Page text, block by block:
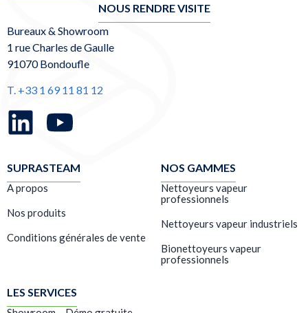
NOUS RENDRE VISITE
Bureaux & Showroom
1 rue Charles de Gaulle
91070 Bondoufle
T. +33 1 69 11 81 12
SUPRASTEAM
A propos
Nos produits
Conditions générales de vente
NOS GAMMES
Nettoyeurs vapeur
professionnels
Nettoyeurs vapeur industriels
Bionettoyeurs vapeur
professionnels
LES SERVICES